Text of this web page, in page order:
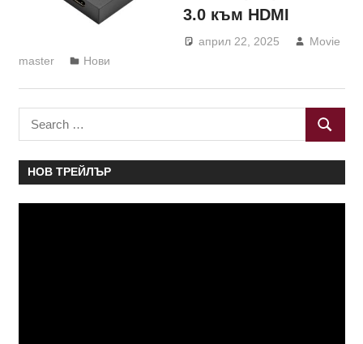
3.0 към HDMI
април 22, 2025
Movie
master
Нови
Search
for:
SEARCH
НОВ ТРЕЙЛЪР